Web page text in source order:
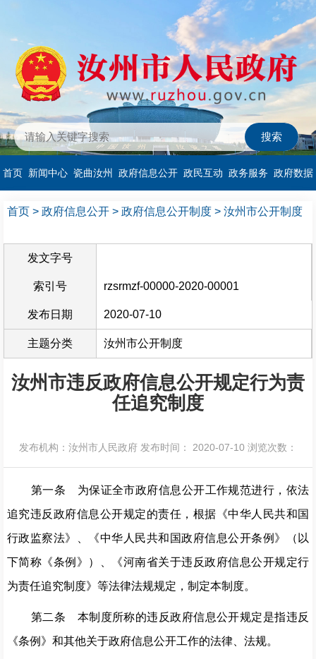
首页 新闻中心 瓷曲汝州 政府信息公开 政民互动 政务服务 政府数据
首页 > 政府信息公开 > 政府信息公开制度 > 汝州市公开制度
发文字号
索引号 rzsrmzf-00000-2020-00001
发布日期 2020-07-10
主题分类 汝州市公开制度
汝州市违反政府信息公开规定行为责
任追究制度
发布机构：汝州市人民政府 发布时间： 2020-07-10 浏览次数：
第一条 为保证全市政府信息公开工作规范进行，依法
追究违反政府信息公开规定的责任，根据《中华人民共和国
行政监察法》、《中华人民共和国政府信息公开条例》（以
下简称《条例》）、《河南省关于违反政府信息公开规定行
为责任追究制度》等法律法规规定，制定本制度。
第二条 本制度所称的违反政府信息公开规定是指违反
《条例》和其他关于政府信息公开工作的法律、法规。